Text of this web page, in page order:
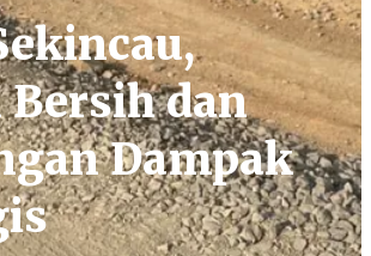
Bersih dan
Dampak